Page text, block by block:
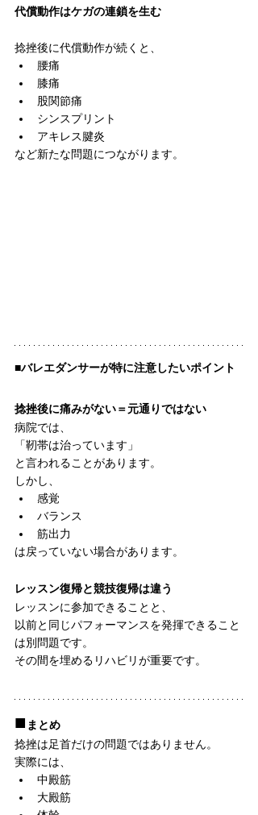
代償動作はケガの連鎖を生む
捻挫後に代償動作が続くと、
腰痛
膝痛
股関節痛
シンスプリント
アキレス腱炎
など新たな問題につながります。
■バレエダンサーが特に注意したいポイント
捻挫後に痛みがない＝元通りではない
病院では、
「靭帯は治っています」
と言われることがあります。
しかし、
感覚
バランス
筋出力
は戻っていない場合があります。
レッスン復帰と競技復帰は違う
レッスンに参加できることと、
以前と同じパフォーマンスを発揮できること
は別問題です。
その間を埋めるリハビリが重要です。
■ まとめ
捻挫は足首だけの問題ではありません。
実際には、
中殿筋
大殿筋